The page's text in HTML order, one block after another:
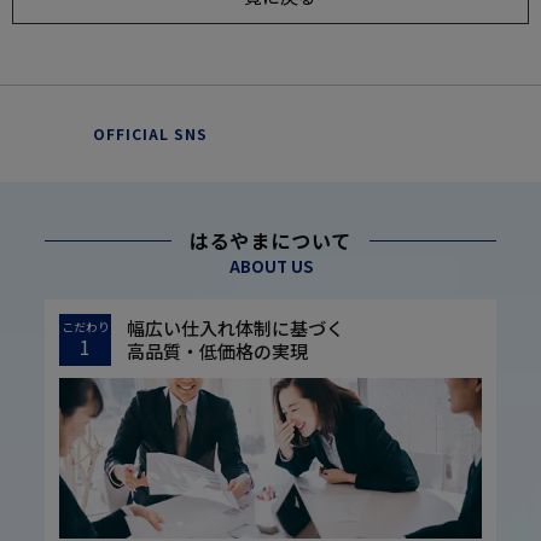
OFFICIAL SNS
はるやまについて
ABOUT US
こだわり
1
幅広い仕入れ体制に基づく
高品質・低価格の実現